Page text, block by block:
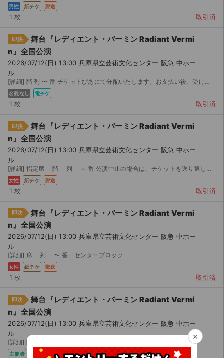
男性 紙チケ 郵送
1 枚 取引済
即決
舞台『レディエント・バーミン Radiant Vermi
n』全国公演
2026/07/12(日) 13:00 兵庫県立芸術文化センター 阪急 中ホー
ル
[詳細] 階 列 〜 番 チケットぴあにて分配いたします。お支払い後、受け取り用 をお送りいたします。
名義なし 電チケ
1 枚 取引済
即決
舞台『レディエント・バーミン Radiant Vermi
n』全国公演
2026/07/12(日) 13:00 兵庫県立芸術文化センター 阪急 中ホー
ル
[詳細] 指定席 階 列 ～ 番 公演中止の場合は、チケットを送り返してください。送料、手数料を...
女性 紙チケ 郵送
1 枚 取引済
即決
舞台『レディエント・バーミン Radiant Vermi
n』全国公演
2026/07/12(日) 13:00 兵庫県立芸術文化センター 阪急 中ホー
ル
[詳細] 席 列 〜 番 センターブロック
女性 紙チケ 郵送
1 枚 取引済
即決
舞台『レディエント・バーミン Radiant Vermi
n』全国公演
2026/07/12(日) 13:00 兵庫県立芸術文化センター 阪急 中ホー
ル
[詳細] 階 列 センターブロック コンビニ受け取りです
主催者 コンビニ
×